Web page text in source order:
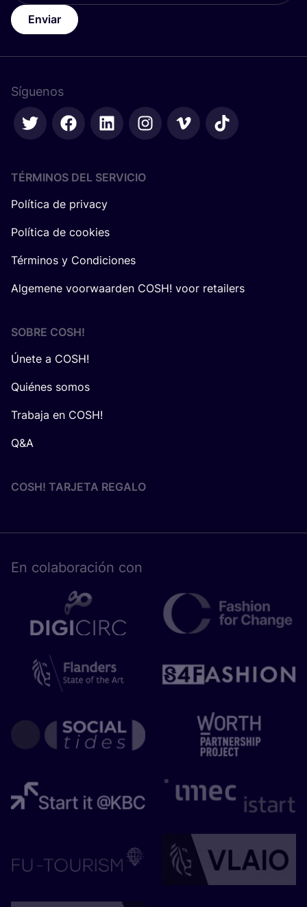
Enviar
Síguenos
TÉRMINOS DEL SERVICIO
Política de privacy
Política de cookies
Términos y Condiciones
Algemene voorwaarden COSH! voor retailers
SOBRE COSH!
Únete a COSH!
Quiénes somos
Trabaja en COSH!
Q&A
COSH! TARJETA REGALO
En cola­bo­ra­ción con